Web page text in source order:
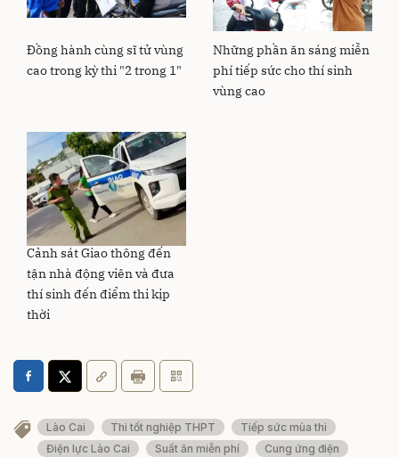
Đồng hành cùng sĩ tử vùng
cao trong kỳ thi "2 trong 1"
Những phần ăn sáng miễn
phí tiếp sức cho thí sinh
vùng cao
Cảnh sát Giao thông đến
tận nhà động viên và đưa
thí sinh đến điểm thi kịp
thời
Lào Cai Thi tốt nghiệp THPT
Tiếp sức mùa thi
Điện lực Lào Cai
Suất ăn miễn phí Cung ứng điện